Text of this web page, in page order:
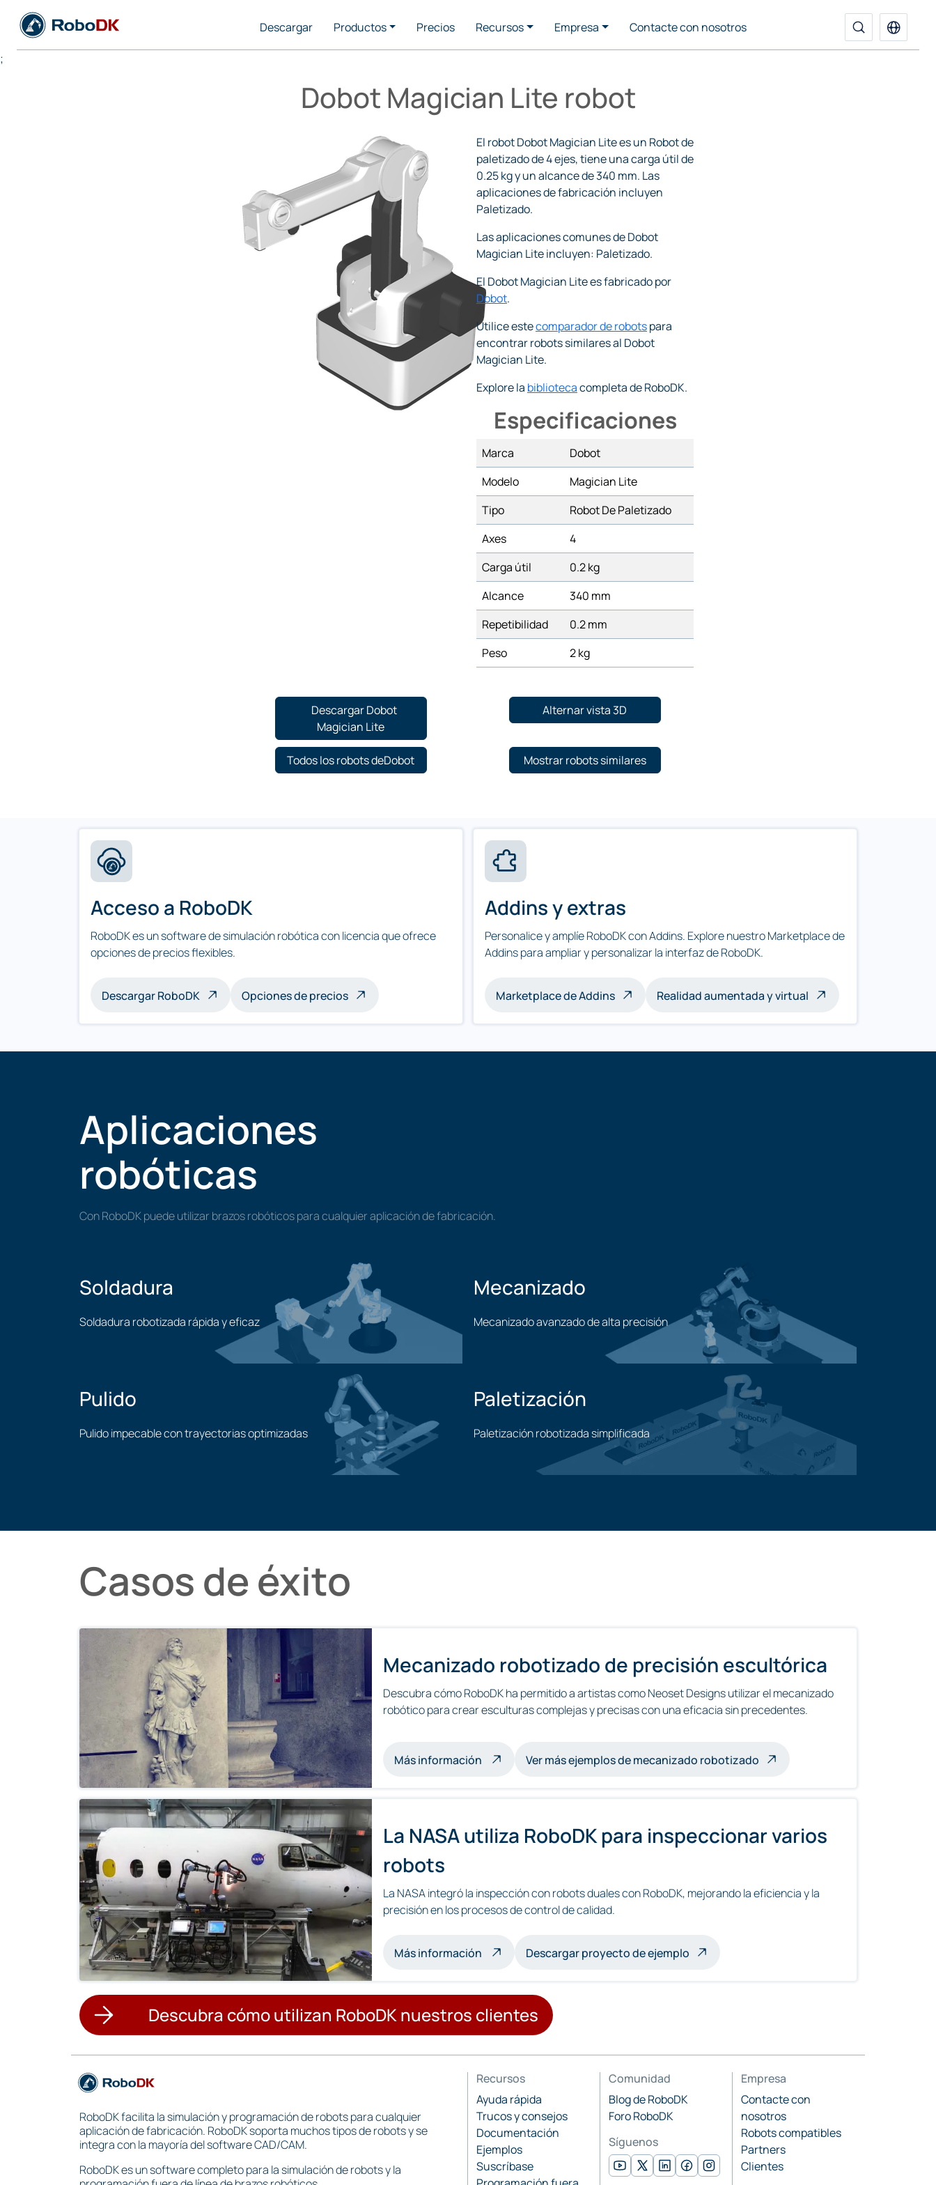
;
Descargar Productos Precios Recursos Empresa Contacte con nosotros
Dobot Magician Lite robot
El robot Dobot Magician Lite es un Robot de
paletizado de 4 ejes, tiene una carga útil de
0.25 kg y un alcance de 340 mm. Las
aplicaciones de fabricación incluyen
Paletizado.
Las aplicaciones comunes de Dobot
Magician Lite incluyen: Paletizado.
El Dobot Magician Lite es fabricado por
Dobot.
Utilice estecomparador de robotspara
encontrar robots similares al Dobot
Magician Lite.
Explore la bibliotecacompleta de RoboDK.
Especificaciones
Marca
Dobot
Modelo
Magician Lite
Tipo
Robot De Paletizado
Axes
4
Carga útil
0.2 kg
Alcance
340 mm
Repetibilidad
0.2 mm
Peso
2 kg
Descargar Dobot
Magician Lite
Alternar vista 3D
Todos los robots deDobot Mostrar robots similares
Acceso a RoboDK
RoboDK es un software de simulación robótica con licencia que ofrece
opciones de precios flexibles.
Descargar RoboDK Opciones de precios
Addins y extras
Personalice y amplíe RoboDK con Addins. Explore nuestro Marketplace de
Addins para ampliar y personalizar la interfaz de RoboDK.
Marketplace de Addins Realidad aumentada y virtual
Aplicaciones
robóticas
Con RoboDK puede utilizar brazos robóticos para cualquier aplicación de fabricación.
Soldadura
Soldadura robotizada rápida y eficaz
Mecanizado
Mecanizado avanzado de alta precisión
Aplicación de mecanizado
Pulido
Pulido impecable con trayectorias optimizadas
Paletización
Paletización robotizada simplificada
Aplicación de paletización
Casos de éxito
Mecanizado robotizado de precisión escultórica
Descubra cómo RoboDK ha permitido a artistas como Neoset Designs utilizar el mecanizado
robótico para crear esculturas complejas y precisas con una eficacia sin precedentes.
Más información sobre esculturas mecanizadas por robots
Ver más ejemplos de mecanizado robotizado
La NASA utiliza RoboDK para inspeccionar varios
robots
La NASA integró la inspección con robots duales con RoboDK, mejorando la eficiencia y la
precisión en los procesos de control de calidad.
Más información acerca de la inspección multirobot
Descargar proyecto de ejemplo
Descubra cómo utilizan RoboDK nuestros clientes
RoboDK facilita la simulación y programación de robots para cualquier
aplicación de fabricación. RoboDK soporta muchos tipos de robots y se
integra con la mayoría del software CAD/CAM.
RoboDK es un software completo para la simulación de robots y la
Recursos
Ayuda rápida
Trucos y consejos
Documentación
Ejemplos
Suscríbase
Comunidad
Blog de RoboDK
Foro RoboDK
Síguenos
Empresa
Contacte con
nosotros
Robots compatibles
Partners
Clientes